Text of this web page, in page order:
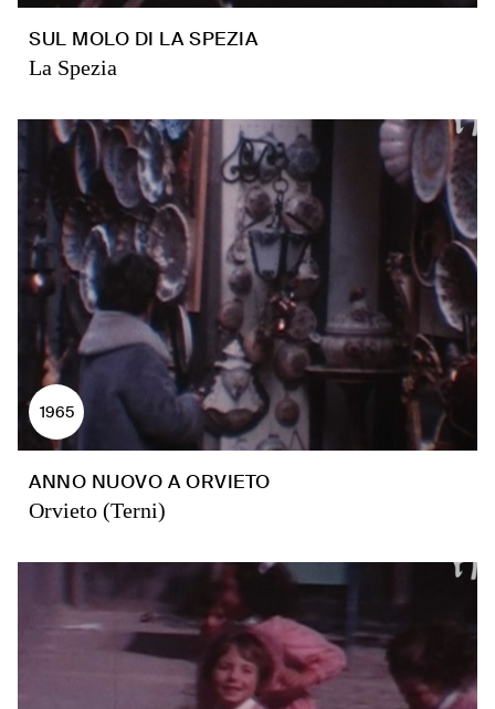
SUL MOLO DI LA SPEZIA
La Spezia
1965
ANNO NUOVO A ORVIETO
Orvieto (Terni)